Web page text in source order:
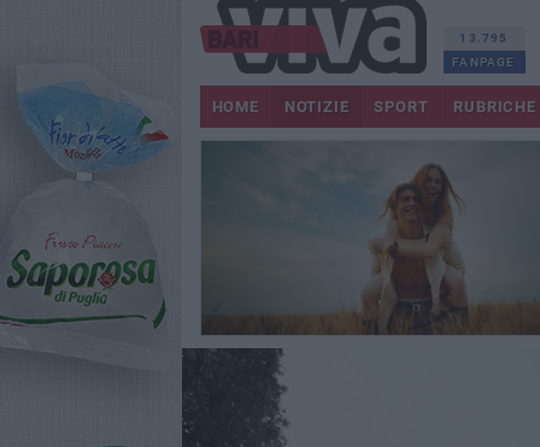
13.795
FANPAGE
HOME NOTIZIE SPORT RUBRICHE